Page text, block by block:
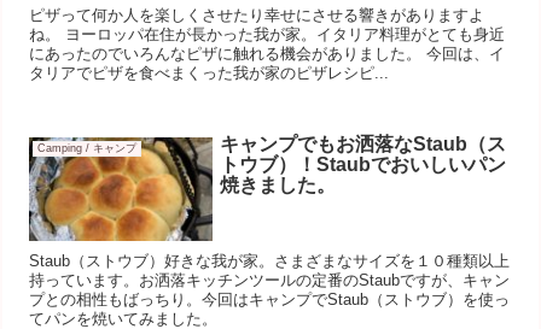
ピザって何か人を楽しくさせたり幸せにさせる響きがありますよ
ね。 ヨーロッパ在住が長かった我が家。イタリア料理がとても身近
にあったのでいろんなピザに触れる機会がありました。 今回は、イ
タリアでピザを食べまくった我が家のピザレシピ...
Camping / キャンプ
キャンプでもお洒落なStaub（ス
トウブ）！Staubでおいしいパン
焼きました。
Staub（ストウブ）好きな我が家。さまざまなサイズを１０種類以上
持っています。お洒落キッチンツールの定番のStaubですが、キャン
プとの相性もばっちり。今回はキャンプでStaub（ストウブ）を使っ
てパンを焼いてみました。